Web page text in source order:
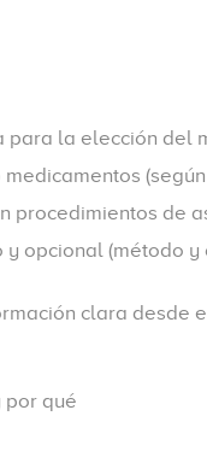
para la elección del
procedimientos de
opcional (método y
clara desde
por qué